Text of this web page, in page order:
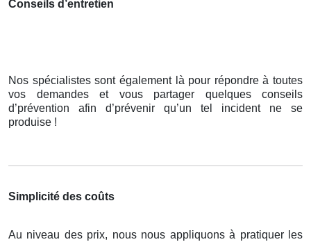
Conseils d’entretien
Nos spécialistes sont également là pour répondre à toutes
vos demandes et vous partager quelques conseils
d’prévention afin d’prévenir qu’un tel incident ne se
produise !
Simplicité des coûts
Au niveau des prix, nous nous appliquons à pratiquer les